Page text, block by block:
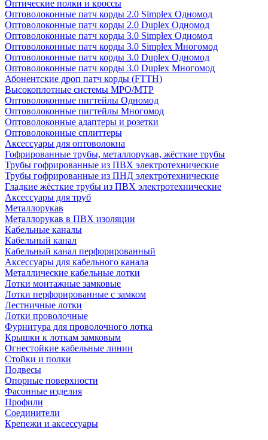
Оптические полки и кроссы
Оптоволоконные патч корды 2.0 Simplex Одномод
Оптоволоконные патч корды 2.0 Duplex Одномод
Оптоволоконные патч корды 3.0 Simplex Одномод
Оптоволоконные патч корды 3.0 Simplex Многомод
Оптоволоконные патч корды 3.0 Duplex Одномод
Оптоволоконные патч корды 3.0 Duplex Многомод
Абонентские дроп патч корды (FTTH)
Высокоплотные системы MPO/MTP
Оптоволоконные пигтейлы Одномод
Оптоволоконные пигтейлы Многомод
Оптоволоконные адаптеры и розетки
Оптоволоконные сплиттеры
Аксессуары для оптоволокна
Гофрированные трубы, металлорукав, жёсткие трубы
Трубы гофрированные из ПВХ электротехнические
Трубы гофрированные из ПНД электротехнические
Гладкие жёсткие трубы из ПВХ электротехнические
Аксессуары для труб
Металлорукав
Металлорукав в ПВХ изоляции
Кабельные каналы
Кабельный канал
Кабельный канал перфорированный
Аксессуары для кабельного канала
Металлические кабельные лотки
Лотки монтажные замковые
Лотки перфорированные с замком
Лестничные лотки
Лотки проволочные
Фурнитура для проволочного лотка
Крышки к лоткам замковым
Огнестойкие кабельные линии
Стойки и полки
Подвесы
Опорные поверхности
Фасонные изделия
Профили
Соединители
Крепежи и аксессуары